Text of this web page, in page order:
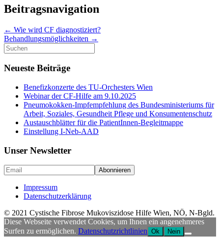
Beitragsnavigation
← Wie wird CF diagnostiziert?
Behandlungsmöglichkeiten →
Suche
nach:
Neueste Beiträge
Benefizkonzerte des TU-Orchesters Wien
Webinar der CF-Hilfe am 9.10.2025
Pneumokokken-Impfempfehlung des Bundesministeriums für
Arbeit, Soziales, Gesundheit Pflege und Konsumentenschutz
Austauschblätter für die PatientInnen-Begleitmappe
Einstellung I-Neb-AAD
Unser Newsletter
Impressum
Datenschutzerklärung
© 2021 Cystische Fibrose Mukoviszidose Hilfe Wien, NÖ, N-Bgld.
Diese Webseite verwendet Cookies, um Ihnen ein angenehmeres
Surfen zu ermöglichen. Datenschutzrichtlinien Ok Nein